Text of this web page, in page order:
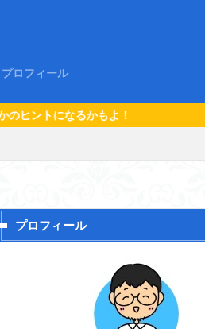
プロフィール
プロフィール